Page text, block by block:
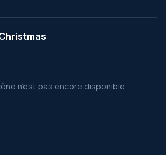
n’est pas encore disponible.